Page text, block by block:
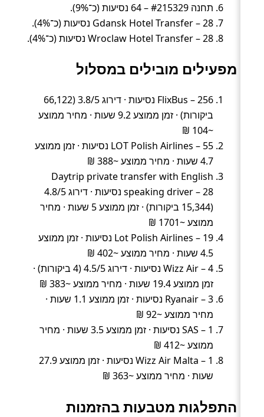
תחנה #215329 – 64 נסיעות (כ־9%).
Gdansk Hotel Transfer – 28 נסיעות (כ־4%).
Wroclaw Hotel Transfer – 28 נסיעות (כ־4%).
מפעילים מובילים במסלול
FlixBus – 256 נסיעות · דירוג 3.8/5 (66,122
ביקורות) · זמן ממוצע 9.2 שעות · מחיר ממוצע
~104 ₪
LOT Polish Airlines – 55 נסיעות · זמן ממוצע
4.7 שעות · מחיר ממוצע ~388 ₪
Daytrip private transfer with English
speaking driver – 28 נסיעות · דירוג 4.8/5
(15,344 ביקורות) · זמן ממוצע 5 שעות · מחיר
ממוצע ~1701 ₪
Lot Polish Airlines – 19 נסיעות · זמן ממוצע
4.5 שעות · מחיר ממוצע ~402 ₪
Wizz Air – 4 נסיעות · דירוג 4.5/5 (4 ביקורות) ·
זמן ממוצע 19.4 שעות · מחיר ממוצע ~383 ₪
Ryanair – 3 נסיעות · זמן ממוצע 1.1 שעות ·
מחיר ממוצע ~92 ₪
SAS – 1 נסיעות · זמן ממוצע 3.5 שעות · מחיר
ממוצע ~412 ₪
Wizz Air Malta – 1 נסיעות · זמן ממוצע 27.9
שעות · מחיר ממוצע ~363 ₪
התפלגות מטבעות בהזמנות